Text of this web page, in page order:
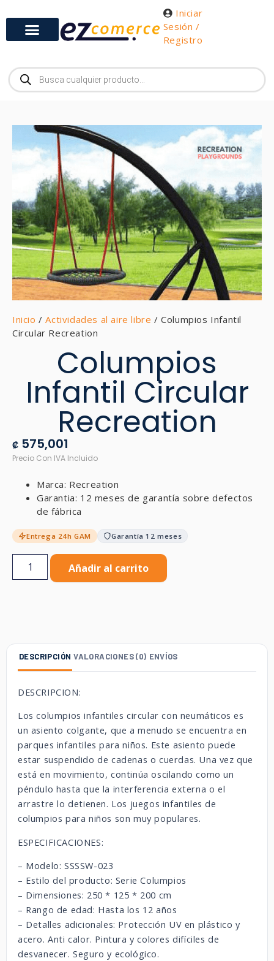
Iniciar
Sesión /
Registro
Inicio /Actividades al aire libre / Columpios Infantil
Circular Recreation
Columpios
Infantil Circular
Recreation
₡ 575,001
Marca: Recreation
Garantia: 12 meses de garantía sobre defectos
de fábrica
Entrega 24h GAM Garantía 12 meses
Añadir al carrito
DESCRIPCIÓN VALORACIONES (0) ENVÍOS
DESCRIPCION:
Los columpios infantiles circular con neumáticos es
un asiento colgante, que a menudo se encuentra en
parques infantiles para niños. Este asiento puede
estar suspendido de cadenas o cuerdas. Una vez que
está en movimiento, continúa oscilando como un
péndulo hasta que la interferencia externa o el
arrastre lo detienen. Los juegos infantiles de
columpios para niños son muy populares.
ESPECIFICACIONES:
– Modelo: SSSSW-023
– Estilo del producto: Serie Columpios
– Dimensiones: 250 * 125 * 200 cm
– Rango de edad: Hasta los 12 años
– Detalles adicionales: Protección UV en plástico y
acero. Anti calor. Pintura y colores difíciles de
desvanecer. Seguro y ecológico.